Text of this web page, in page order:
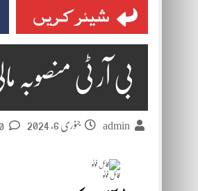
شیئر کریں
بی آر ٹی منصوبہ
admin جنوری 6, 2024
فائل فوٹو